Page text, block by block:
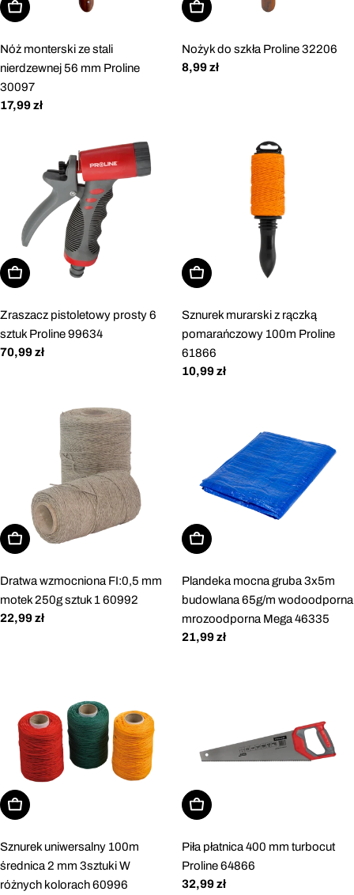
Dodaj do koszyka
Nóż monterski ze stali
nierdzewnej 56 mm Proline
30097
Cena
17,99 zł
Dodaj do koszyka
Nożyk do szkła Proline 32206
Cena
8,99 zł
Dodaj do koszyka
Zraszacz pistoletowy prosty 6
sztuk Proline 99634
Cena
70,99 zł
Dodaj do koszyka
Sznurek murarski z rączką
pomarańczowy 100m Proline
61866
Cena
10,99 zł
Dodaj do koszyka
Dratwa wzmocniona FI:0,5 mm
motek 250g sztuk 1 60992
Cena
22,99 zł
Dodaj do koszyka
Plandeka mocna gruba 3x5m
budowlana 65g/m wodoodporna
mrozoodporna Mega 46335
Cena
21,99 zł
Dodaj do koszyka
Sznurek uniwersalny 100m
średnica 2 mm 3sztuki W
różnych kolorach 60996
Dodaj do koszyka
Piła płatnica 400 mm turbocut
Proline 64866
Cena
32,99 zł